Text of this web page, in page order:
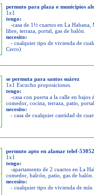
permuto para plaza o municipios
1x1
tengo:
-casa de 1½ cuartos en La Habana,
libre, terraza, portal, gas de balón.
necesito:
- cualquier tipo de vivienda de
Cerro)
se permuta para santos suárez
1x1 Escucho proposiciones.
tengo:
-casa con puerta a la calle en bajos
comedor, cocina, terraza, patio,
necesito:
- casa de cualquier cantidad de
permuto apto en alamar telef-
1x1
tengo:
-apartamento de 2 cuartos en La
comedor, balcón, patio, gas de balón.
necesito:
- cualquier tipo de vivienda de mín